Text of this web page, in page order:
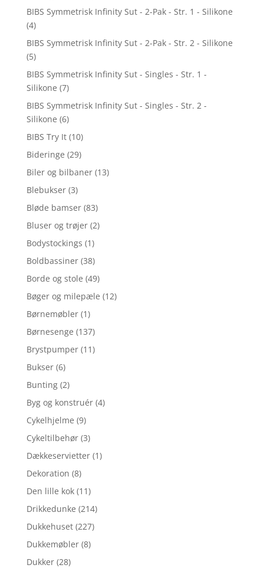
BIBS Symmetrisk Infinity Sut - 2-Pak - Str. 1 - Silikone
(4)
BIBS Symmetrisk Infinity Sut - 2-Pak - Str. 2 - Silikone
(5)
BIBS Symmetrisk Infinity Sut - Singles - Str. 1 -
Silikone (7)
BIBS Symmetrisk Infinity Sut - Singles - Str. 2 -
Silikone (6)
BIBS Try It (10)
Bideringe (29)
Biler og bilbaner (13)
Blebukser (3)
Bløde bamser (83)
Bluser og trøjer (2)
Bodystockings (1)
Boldbassiner (38)
Borde og stole (49)
Bøger og milepæle (12)
Børnemøbler (1)
Børnesenge (137)
Brystpumper (11)
Bukser (6)
Bunting (2)
Byg og konstruér (4)
Cykelhjelme (9)
Cykeltilbehør (3)
Dækkeservietter (1)
Dekoration (8)
Den lille kok (11)
Drikkedunke (214)
Dukkehuset (227)
Dukkemøbler (8)
Dukker (28)